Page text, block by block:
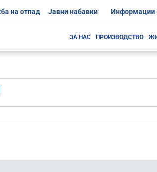
на отпад Јавни набавки Информации
ЗА НАС ПРОИЗВОДСТВО